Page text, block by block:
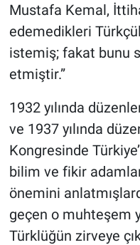
Mustafa Kemal,
edemedikleri
istemiş; fakat bunu
etmiştir.”
1932 yılında
ve 1937 yılında
Kongresinde
bilim ve fikir
önemini
geçen o muhteşem
Türklüğün zirveye